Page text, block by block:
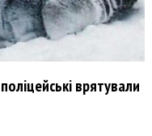
врятували